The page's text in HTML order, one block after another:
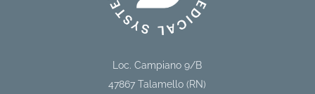
Loc. Campiano 9/B
47867 Talamello (RN)